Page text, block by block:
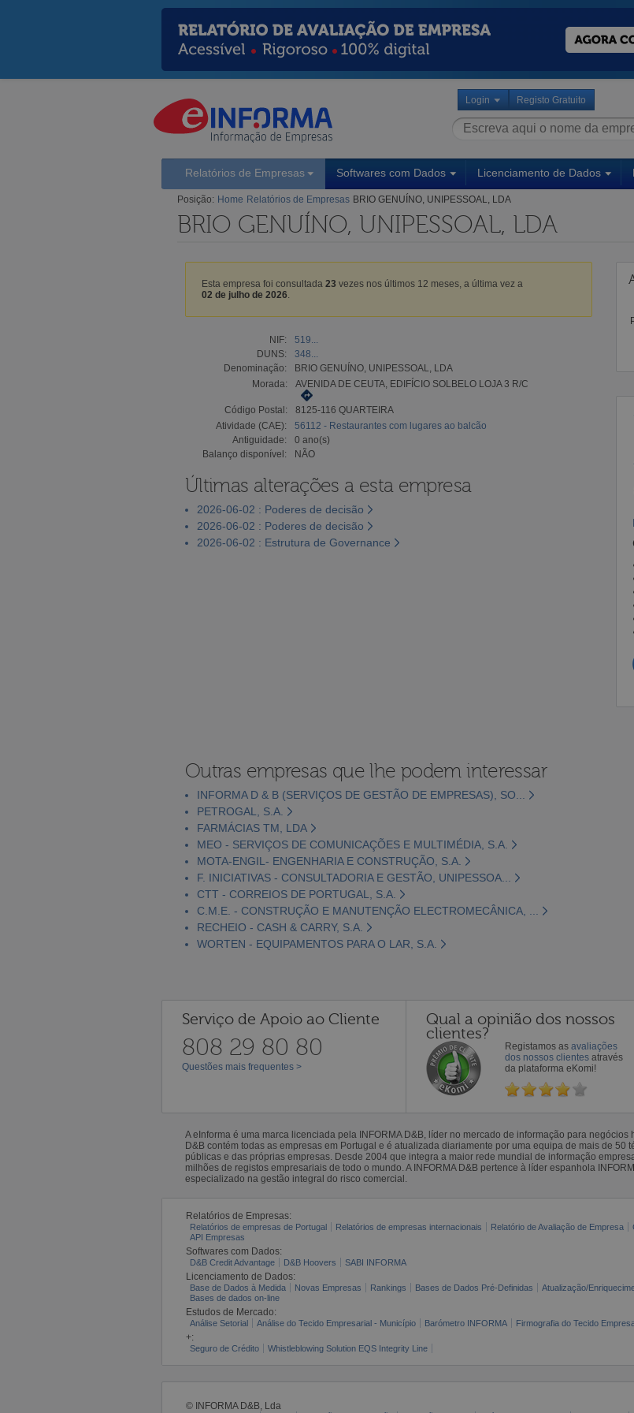
Login Registo Gratuito
Relatórios de Empresas Softwares com Dados Licenciamento de Dados
Posição: Home Relatórios de Empresas BRIO GENUÍNO, UNIPESSOAL, LDA
BRIO GENUÍNO, UNIPESSOAL, LDA
Esta empresa foi consultada 23 vezes nos últimos 12 meses, a última vez a
02 de julho de 2026
NIF:
519...
DUNS:
348...
Denominação:
BRIO GENUÍNO, UNIPESSOAL, LDA
Morada:
AVENIDA DE CEUTA, EDIFÍCIO SOLBELO LOJA 3 R/C
Código Postal:
8125-116 QUARTEIRA
Atividade (CAE):
56112 - Restaurantes com lugares ao balcão
Antiguidade:
0 ano(s)
Balanço disponível:
NÃO
Últimas alterações a esta empresa
2026-06-02 : Poderes de decisão
2026-06-02 : Poderes de decisão
2026-06-02 : Estrutura de Governance
Outras empresas que lhe podem interessar
INFORMA D & B (SERVIÇOS DE GESTÃO DE EMPRESAS), SO...
PETROGAL, S.A.
FARMÁCIAS TM, LDA
MEO - SERVIÇOS DE COMUNICAÇÕES E MULTIMÉDIA, S.A.
MOTA-ENGIL- ENGENHARIA E CONSTRUÇÃO, S.A.
F. INICIATIVAS - CONSULTADORIA E GESTÃO, UNIPESSOA...
CTT - CORREIOS DE PORTUGAL, S.A.
C.M.E. - CONSTRUÇÃO E MANUTENÇÃO ELECTROMECÂNICA, ...
RECHEIO - CASH & CARRY, S.A.
WORTEN - EQUIPAMENTOS PARA O LAR, S.A.
Serviço de Apoio ao Cliente
808 29 80 80
Questões mais frequentes >
Qual a opinião dos nossos
clientes?
Registamos as avaliações
dos nossos clientes através
da plataforma eKomi!
A eInforma é uma marca licenciada pela INFORMA D&B, líder no mercado de informação para negócios
D&B contém todas as empresas em Portugal e é atualizada diariamente por uma equipa de mais de 50
públicas e das próprias empresas. Desde 2004 que integra a maior rede mundial de informação
milhões de registos empresariais de todo o mundo. A INFORMA D&B pertence à líder espanhola
especializado na gestão integral do risco comercial.
Relatórios de Empresas:
Relatórios de empresas de Portugal Relatórios de empresas internacionais Relatório de Avaliação de Empresa
API Empresas
Softwares com Dados:
D&B Credit Advantage D&B Hoovers SABI INFORMA
Licenciamento de Dados:
Base de Dados à Medida Novas Empresas Rankings Bases de Dados Pré-Definidas Atualização/
Bases de dados on-line
Estudos de Mercado:
Análise Setorial Análise do Tecido Empresarial - Município Barómetro INFORMA Firmografia do Tecido
+:
Seguro de Crédito Whistleblowing Solution EQS Integrity Line
© INFORMA D&B, Lda